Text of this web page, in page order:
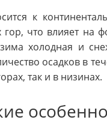
к
гор, что влияет на
холодная и
осадков в
так и в низинах.